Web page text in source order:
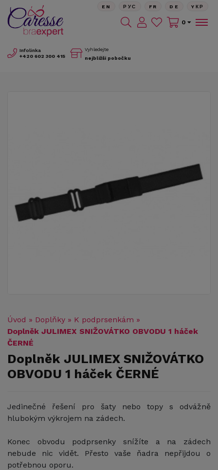
Infolinka
+420 602 300 415
Vyhledejte
nejbližší pobočku
EN РУС FR DE YКР
0
Úvod » Doplňky » K podprsenkám »
Doplněk JULIMEX SNIŽOVÁTKO OBVODU 1 háček
ČERNÉ
Doplněk JULIMEX SNIŽOVÁTKO
OBVODU 1 háček ČERNÉ
Jedinečné řešení pro šaty nebo topy s odvážně
hlubokým výkrojem na zádech.
Konec obvodu podprsenky snížíte a na zádech
nebude nic vidět. Přesto vaše ňadra nepřijdou o
potřebnou oporu.